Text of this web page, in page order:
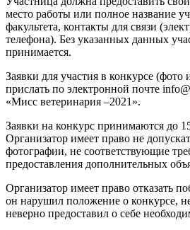
место работы или полное название
факультета, контакты для связи
телефона). Без указанных данных
принимается.
Заявки для участия в конкурсе (фото
прислать по электронной почте
«Мисс ветеринария –2021».
Заявки на конкурс принимаются до
Организатор имеет право не
фотографии, не соответствующие
предоставления дополнительных
Организатор имеет право отказать
он нарушил положение о конкурсе,
неверно предоставил о себе